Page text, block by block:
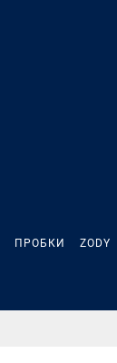
ПРОБКИ ZODY